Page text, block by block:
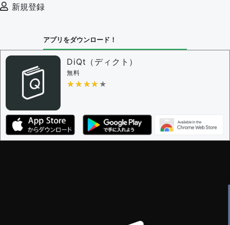
新規登録
アプリをダウンロード！
DiQt（ディクト）
無料
★★★★★
★★★★★